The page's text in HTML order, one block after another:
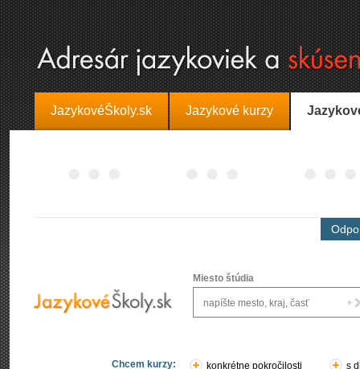
JazykovéŠkoly.sk Jazykové kurzy
Miesto štúdia
Chcem kurzy: konkrétne pokročilosti s